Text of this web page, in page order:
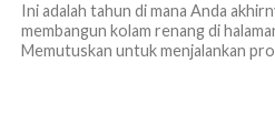
Ini adalah tahun di mana Anda
membangun kolam renang di
Memutuskan untuk menjalankan